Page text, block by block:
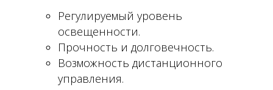
Регулируемый уровень
освещенности.
Прочность и долговечность.
Возможность дистанционного
управления.